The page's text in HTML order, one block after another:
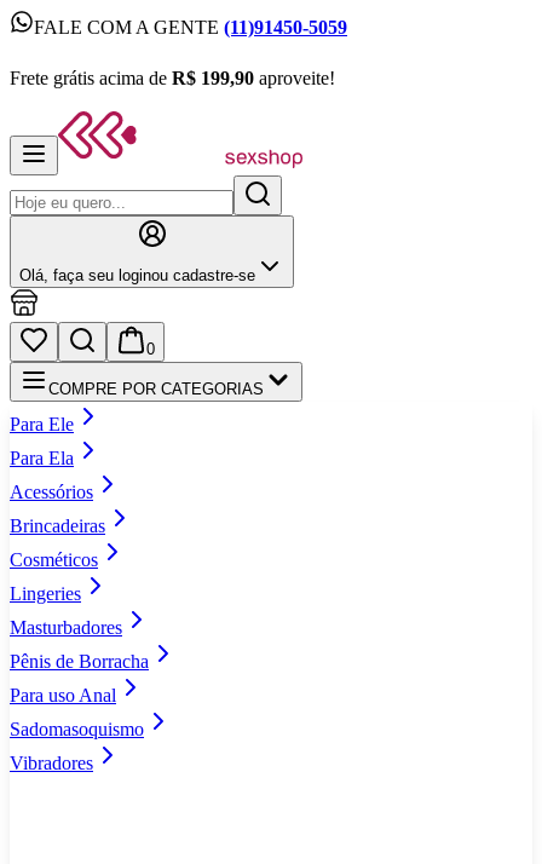
FALE COM A GENTE (11)91450-5059
Frete grátis acima de R$ 199,90 aproveite!
Olá, faça seu loginou cadastre‑se
0
COMPRE POR CATEGORIAS
Para Ele
Para Ela
Acessórios
Brincadeiras
Cosméticos
Lingeries
Masturbadores
Pênis de Borracha
Para uso Anal
Sadomasoquismo
Vibradores